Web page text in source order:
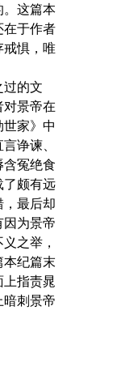
。这篇本
在于作者
戒惧，唯
的文
对景帝在
家》中
诤谏、
含冤绝食
了颇有远
，最后却
因为景帝
之举，
本纪篇末
指责晁
暗刺景帝